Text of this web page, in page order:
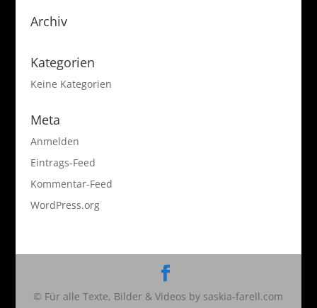
Archiv
Kategorien
Keine Kategorien
Meta
Anmelden
Eintrags-Feed
Kommentar-Feed
WordPress.org
© Für alle Texte, Bilder & Videos by saskia-farell.com